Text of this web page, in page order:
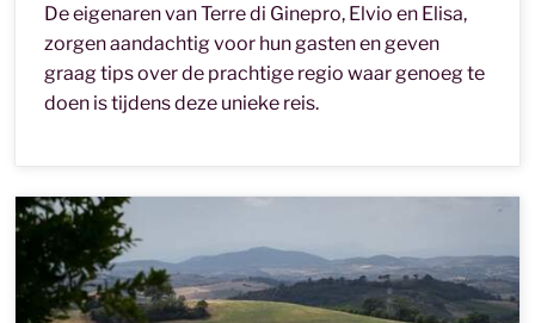
De eigenaren van Terre di Ginepro, Elvio en Elisa,
zorgen aandachtig voor hun gasten en geven
graag tips over de prachtige regio waar genoeg te
doen is tijdens deze unieke reis.